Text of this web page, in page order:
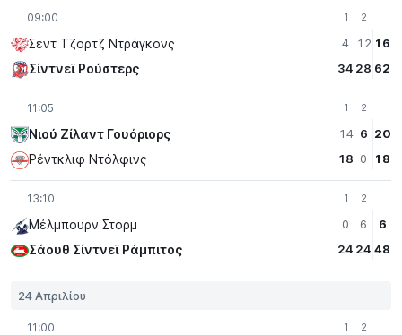
09:00
Σεντ Τζορτζ Ντράγκονς
Σίντνεϊ Ρούστερς
1
4
34
2
12
28
16
62
11:05
Νιού Ζίλαντ Γουόριορς
Ρέντκλιφ Ντόλφινς
1
14
18
2
6
0
20
18
13:10
Μέλμπουρν Στορμ
Σάουθ Σίντνεϊ Ράμπιτος
1
0
24
2
6
24
6
48
24 Απριλίου
11:00 1 2